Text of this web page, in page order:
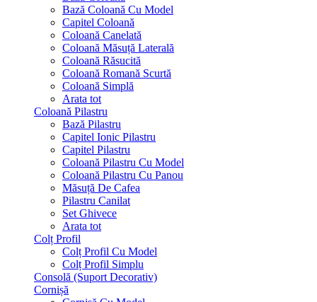
Bază Coloană Cu Model
Capitel Coloană
Coloană Canelată
Coloană Măsuță Laterală
Coloană Răsucită
Coloană Romană Scurtă
Coloană Simplă
Arata tot
Coloană Pilastru
Bază Pilastru
Capitel Ionic Pilastru
Capitel Pilastru
Coloană Pilastru Cu Model
Coloană Pilastru Cu Panou
Măsuță De Cafea
Pilastru Canilat
Set Ghivece
Arata tot
Colț Profil
Colț Profil Cu Model
Colț Profil Simplu
Consolă (Suport Decorativ)
Cornișă